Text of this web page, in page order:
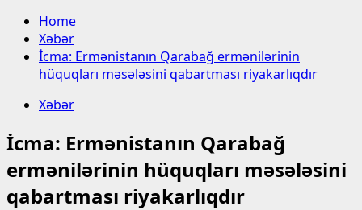
Home
Xəbər
İcma: Ermənistanın Qarabağ ermənilərinin
hüquqları məsələsini qabartması riyakarlıqdır
Xəbər
İcma: Ermənistanın Qarabağ
ermənilərinin hüquqları məsələsini
qabartması riyakarlıqdır